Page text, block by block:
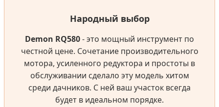
Народный выбор
Demon RQ580- это мощный инструмент по
честной цене. Сочетание производительного
мотора, усиленного редуктора и простоты в
обслуживании сделало эту модель хитом
среди дачников. С ней ваш участок всегда
будет в идеальном порядке.